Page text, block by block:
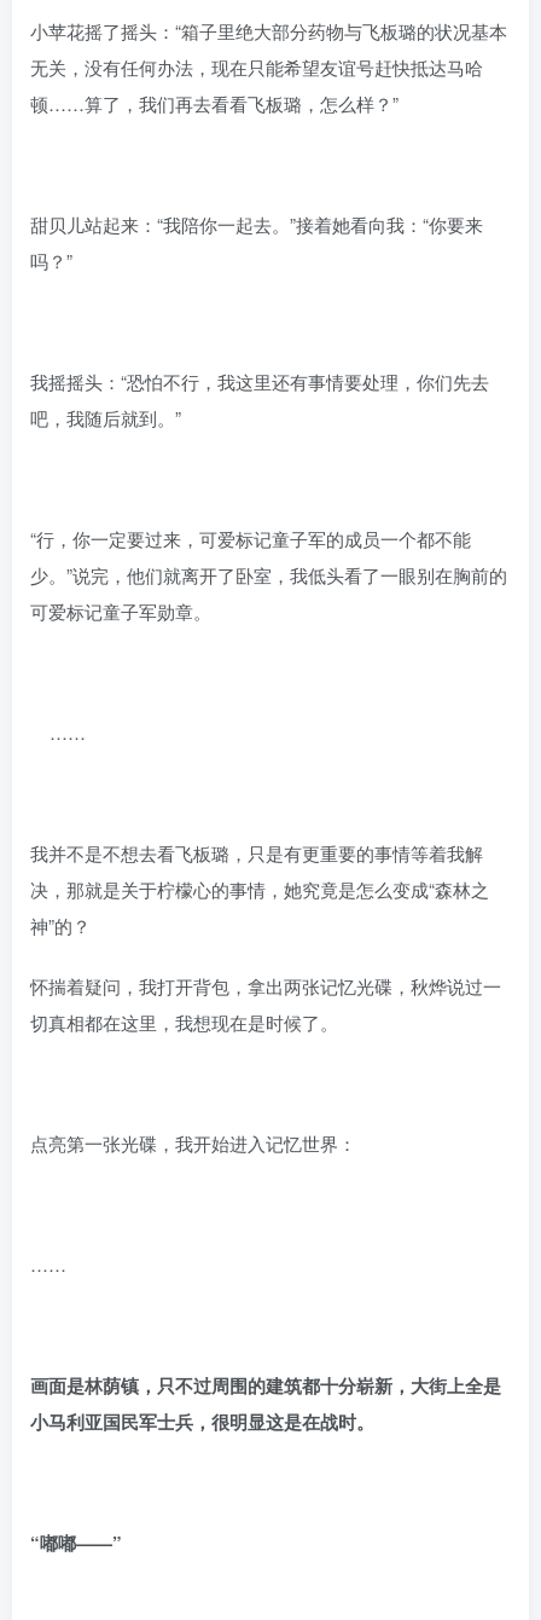
小苹花摇了摇头：“箱子里绝大部分药物与飞板璐的状况基本
无关，没有任何办法，现在只能希望友谊号赶快抵达马哈
顿……算了，我们再去看看飞板璐，怎么样？”
甜贝儿站起来：“我陪你一起去。”接着她看向我：“你要来
吗？”
我摇摇头：“恐怕不行，我这里还有事情要处理，你们先去
吧，我随后就到。”
“行，你一定要过来，可爱标记童子军的成员一个都不能
少。”说完，他们就离开了卧室，我低头看了一眼别在胸前的
可爱标记童子军勋章。
……
我并不是不想去看飞板璐，只是有更重要的事情等着我解
决，那就是关于柠檬心的事情，她究竟是怎么变成“森林之
神”的？
怀揣着疑问，我打开背包，拿出两张记忆光碟，秋烨说过一
切真相都在这里，我想现在是时候了。
点亮第一张光碟，我开始进入记忆世界：
……
画面是林荫镇，只不过周围的建筑都十分崭新，大街上全是
小马利亚国民军士兵，很明显这是在战时。
“嘟嘟——”